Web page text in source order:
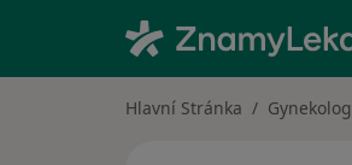
Hlavní Stránka Gynekolog